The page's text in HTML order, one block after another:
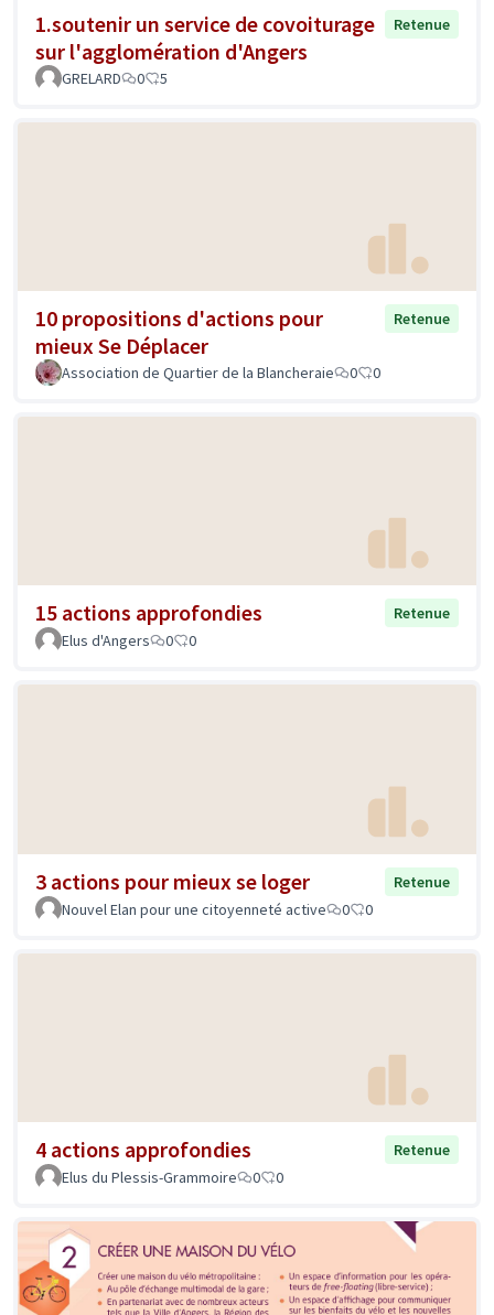
1.soutenir un service de covoiturage
sur l'agglomération d'Angers
Retenue
GRELARD 0 5
10 propositions d'actions pour
mieux Se Déplacer
Retenue
Association de Quartier de la Blancheraie 0 0
15 actions approfondies
Retenue
Elus d'Angers
0 0
3 actions pour mieux se loger
Retenue
Nouvel Elan pour une citoyenneté active
0 0
4 actions approfondies
Retenue
Elus du Plessis-Grammoire
0 0